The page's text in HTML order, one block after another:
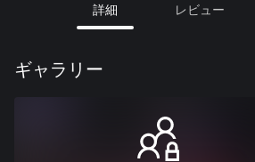
詳細 レビュー
ギャラリー